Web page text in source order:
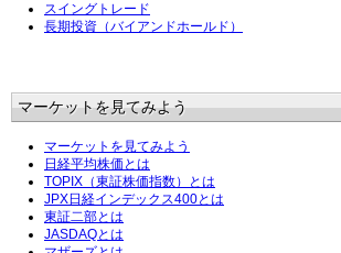
スイングトレード
長期投資（バイアンドホールド）
マーケットを見てみよう
マーケットを見てみよう
日経平均株価とは
TOPIX（東証株価指数）とは
JPX日経インデックス400とは
東証二部とは
JASDAQとは